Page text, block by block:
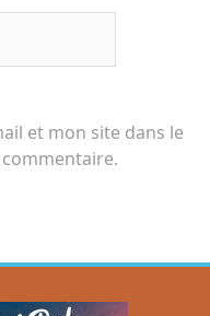
et mon site dans le